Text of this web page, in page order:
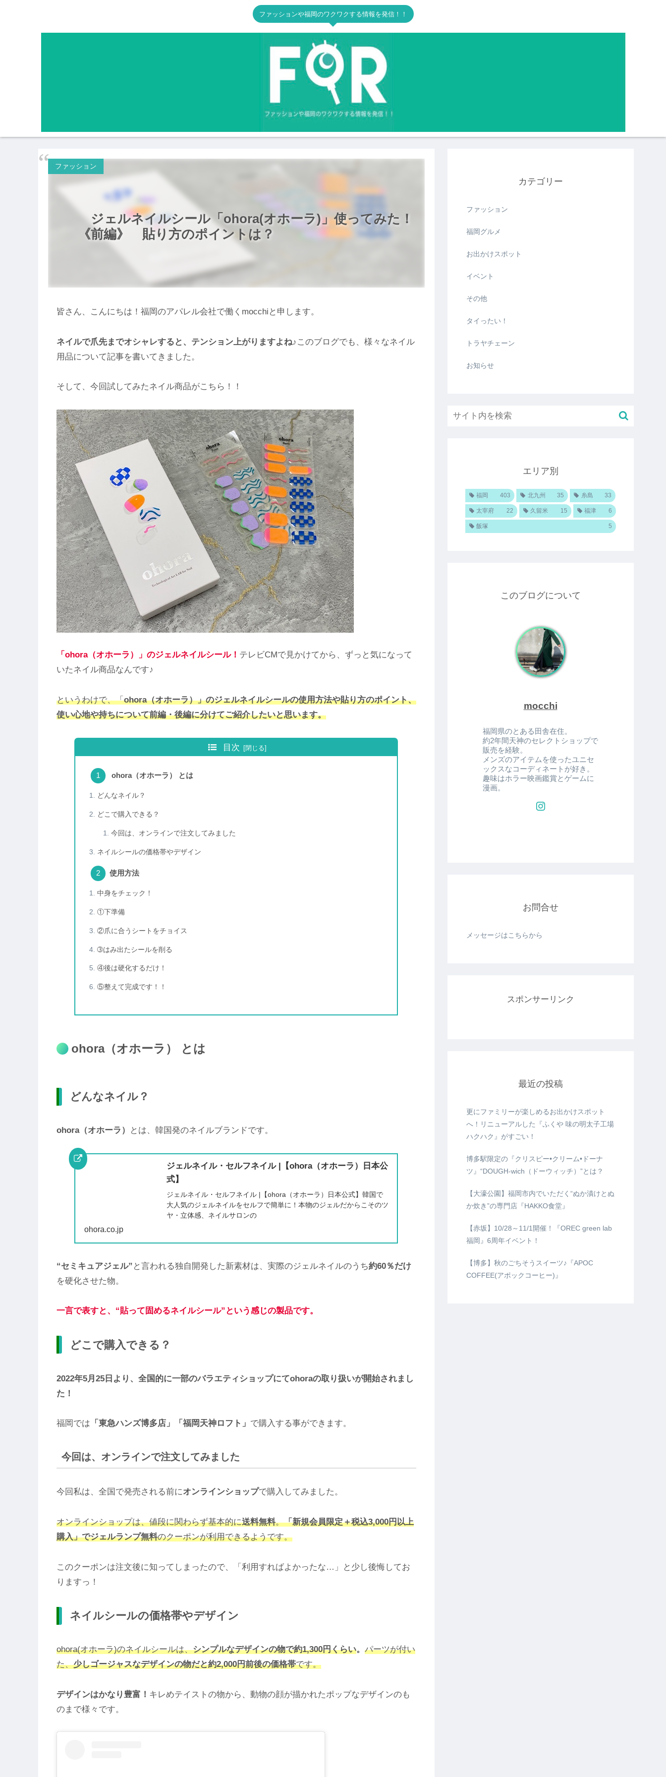
ファッションや福岡のワクワクする情報を発信！！
ジェルネイルシール「ohora(オホーラ)」使ってみた！
《前編》 貼り方のポイントは？
ファッション
皆さん、こんにちは！福岡のアパレル会社で働くmocchiと申します。
ネイルで爪先までオシャレすると、テンション上がりますよね♪ このブログでも、様々なネイル
用品について記事を書いてきました。
そして、今回試してみたネイル商品がこちら！！
「ohora（オホーラ）」のジェルネイルシール！ テレビCMで見かけてから、ずっと気になって
いたネイル商品なんです♪
というわけで、「ohora（オホーラ）」のジェルネイルシールの使用方法や貼り方のポイント、
使い心地や持ちについて前編・後編に分けてご紹介したいと思います。
目次
ohora（オホーラ） とは
どんなネイル？
どこで購入できる？
今回は、オンラインで注文してみました
ネイルシールの価格帯やデザイン
使用方法
中身をチェック！
①下準備
②爪に合うシートをチョイス
➂はみ出たシールを削る
④後は硬化するだけ！
⑤整えて完成です！！
ohora（オホーラ） とは
どんなネイル？
ohora（オホーラ） とは、韓国発のネイルブランドです。
ジェルネイル・セルフネイル |【ohora（オホーラ）日本公
式】
ジェルネイル・セルフネイル |【ohora（オホーラ）日本公式】韓国で
大人気のジェルネイルをセルフで簡単に！本物のジェルだからこそのツ
ヤ・立体感、ネイルサロンの
ohora.co.jp
“セミキュアジェル” と言われる独⾃開発した新素材は、実際のジェルネイルのうち約60％だけ
を硬化させた物。
一言で表すと、 “貼って固めるネイルシール” という感じの製品です。
どこで購入できる？
2022年5月25日より、全国的に一部のバラエティショップにてohoraの取り扱いが開始されまし
た！
福岡では 「東急ハンズ博多店」「福岡天神ロフト」 で購入する事ができます。
今回は、オンラインで注文してみました
今回私は、全国で発売される前にオンラインショップで購入してみました。
オンラインショップは、値段に関わらず基本的に送料無料。「新規会員限定＋税込3,000円以上
購入」でジェルランプ無料のクーポンが利用できるようです。
このクーポンは注文後に知ってしまったので、「利用すればよかったな…」と少し後悔してお
りますっ！
ネイルシールの価格帯やデザイン
ohora(オホーラ)のネイルシールは、シンプルなデザインの物で約1,300円くらい。 パーツが付い
た、少しゴージャスなデザインの物だと約2,000円前後の価格帯です。
デザインはかなり豊富！ キレめテイストの物から、動物の顔が描かれたポップなデザインのも
のまで様々です。
カテゴリー
ファッション
福岡グルメ
お出かけスポット
イベント
その他
タイったい！
トラヤチェーン
お知らせ
エリア別
福岡 403 北九州 35 糸島 33
太宰府 22 久留米 15 福津 6
飯塚 5
このブログについて
mocchi
福岡県のとある田舎在住。
約2年間天神のセレクトショップで
販売を経験。
メンズのアイテムを使ったユニセ
ックスなコーディネートが好き。
趣味はホラー映画鑑賞とゲームに
漫画。
お問合せ
メッセージはこちらから
スポンサーリンク
最近の投稿
更にファミリーが楽しめるお出かけスポット
へ！リニューアルした『ふくや 味の明太子工場
ハクハク』がすごい！
博多駅限定の『クリスピー•クリーム•ドーナ
ツ』“DOUGH-wich（ドーウィッチ）”とは？
【大濠公園】福岡市内でいただく“ぬか漬けとぬ
か炊き”の専門店『HAKKO食堂』
【赤坂】10/28～11/1開催！『OREC green lab
福岡』6周年イベント！
【博多】秋のごちそうスイーツ♪『APOC
COFFEE(アポックコーヒー)』